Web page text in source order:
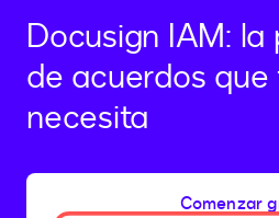
Docusign IAM:
de acuerdos
necesita
Comenzar